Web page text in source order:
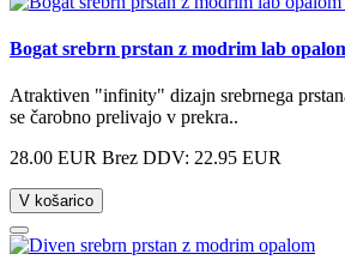
Bogat srebrn prstan z modrim lab
Atraktiven "infinity" dizajn srebrnega
se čarobno prelivajo v prekra..
28.00 EUR Brez DDV: 22.95 EUR
V košarico